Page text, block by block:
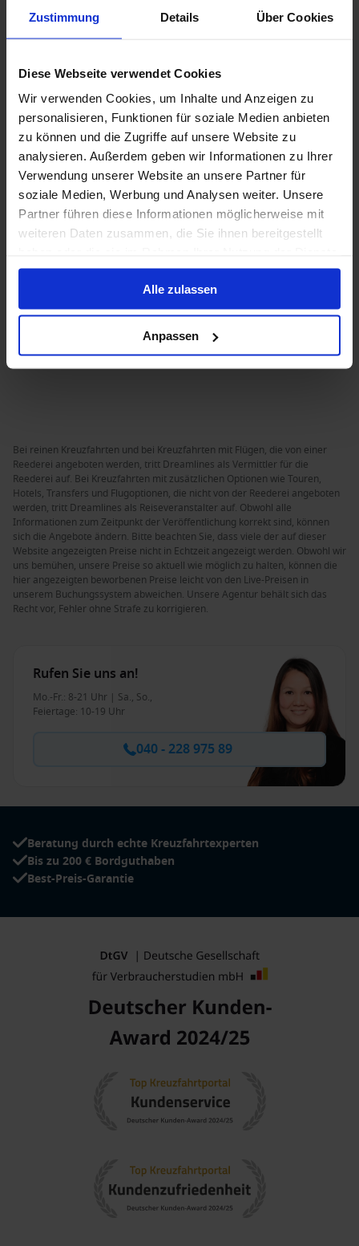
Zustimmung Details Über Cookies
Diese Webseite verwendet Cookies
Wir verwenden Cookies, um Inhalte und Anzeigen zu
personalisieren, Funktionen für soziale Medien anbieten
zu können und die Zugriffe auf unsere Website zu
analysieren. Außerdem geben wir Informationen zu Ihrer
Verwendung unserer Website an unsere Partner für
soziale Medien, Werbung und Analysen weiter. Unsere
Partner führen diese Informationen möglicherweise mit
weiteren Daten zusammen, die Sie ihnen bereitgestellt
gesammelt haben.
Alle zulassen
Anpassen
29 Bewertungen
alle Richtungen und ruhige Bereiche wie das Adults-
only-Solarium prägen die Serenade of the Seas, bei
der die Reise ebenso von der Umgebung wie vom
Bordleben bestimmt wird.
Letzte Renovierung
2017
Währung
USD
Passagiere
2476
Deckplan anzeigen
Bei reinen Kreuzfahrten und bei Kreuzfahrten mit Flügen, die von einer
Reederei angeboten werden, tritt Dreamlines als Vermittler für die
Reederei auf. Bei Kreuzfahrten mit zusätzlichen Optionen wie Touren,
Hotels, Transfers und Flugoptionen, die nicht von der Reederei angeboten
werden, tritt Dreamlines als Reiseveranstalter auf. Obwohl alle
Informationen zum Zeitpunkt der Veröffentlichung korrekt sind, können
sich die Angebote ändern. Bitte beachten Sie, dass viele der auf dieser
Website angezeigten Preise nicht in Echtzeit angezeigt werden. Obwohl wir
uns bemühen, unsere Preise so aktuell wie möglich zu halten, können die
hier angezeigten beworbenen Preise leicht von den Live-Preisen in
unserem Buchungssystem abweichen. Unsere Agentur behält sich das
Recht vor, Fehler ohne Strafe zu korrigieren.
Rufen Sie uns an!
Mo.-Fr.: 8-21 Uhr | Sa., So.,
Feiertage: 10-19 Uhr
040 - 228 975 89
Beratung durch echte Kreuzfahrtexperten
Bis zu 200 € Bordguthaben
Best-Preis-Garantie